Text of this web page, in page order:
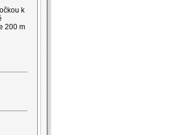
k
200 m